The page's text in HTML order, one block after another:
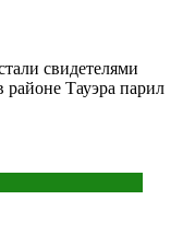
свидетелями
Тауэра парил